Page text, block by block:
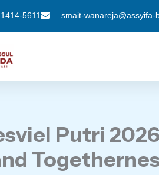
5611 smait-wanareja@assyifa-
Putri